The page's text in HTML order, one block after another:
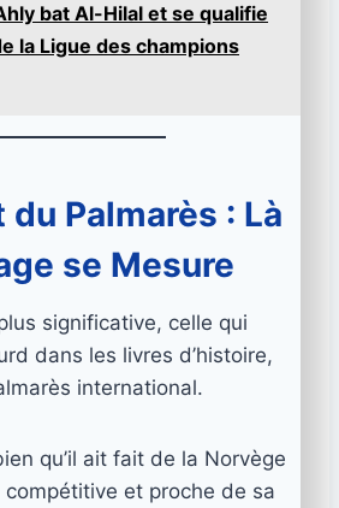
bat Al-Hilal et se qualifie
la Ligue des champions
Palmarès : Là
se Mesure
significative, celle qui
dans les livres d’histoire,
international.
qu’il ait fait de la Norvège
et proche de sa